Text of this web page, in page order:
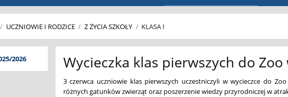
/ UCZNIOWIE I RODZICE / Z ŻYCIA SZKOŁY / KLASA I
2026 Wycieczka klas pierwszych do
3 czerwca uczniowie klas pierwszych uczestniczyli w wycieczce do
różnych gatunków zwierząt oraz poszerzenie wiedzy przyrodniczej w